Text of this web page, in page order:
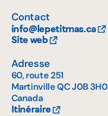
Contact
info@lepetitmas.ca
Site web
Adresse
60, route 251
MartinvilleQCJ0B 3H0
Canada
Itinéraire